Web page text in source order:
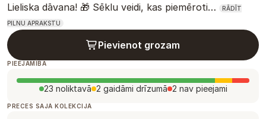
Lieliska dāvana! 🎁 Sēklu veidi, kas piemēroti… RĀDĪT
PILNU APRAKSTU
Pievienot grozam
PIEEJAMĪBA
23 noliktavā 2 gaidāmi drīzumā 2 nav pieejami
PRECES ŠAJĀ KOLEKCIJĀ